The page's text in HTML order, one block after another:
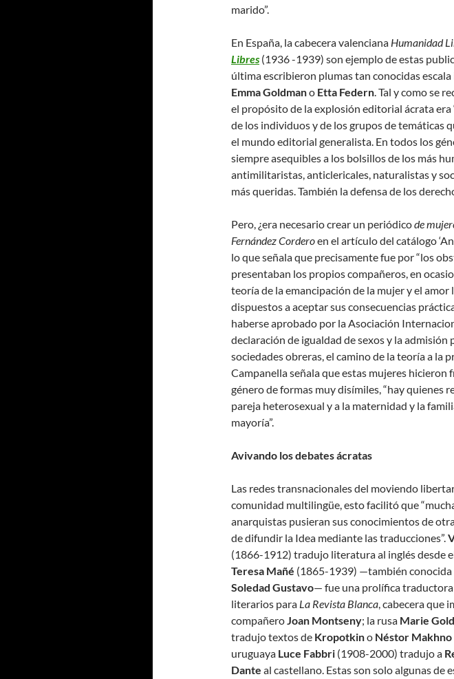
marido”.
En España, la cabecera valenciana Humanidad
Libres (1936 -1939) son ejemplo de estas
última escribieron plumas tan conocidas
Emma Goldmano Etta Federn. Tal y como se
el propósito de la explosión editorial ácrata era
de los individuos y de los grupos de temáticas
el mundo editorial generalista. En todos los
siempre asequibles a los bolsillos de los más
antimilitaristas, anticlericales, naturalistas y
más queridas. También la defensa de los
Pero, ¿era necesario crear un periódicode
Fernández Corderoen el artículo del catálogo
lo que señala que precisamente fue por “los
presentaban los propios compañeros, en
teoría de la emancipación de la mujer y el amor
dispuestos a aceptar sus consecuencias
haberse aprobado por la Asociación
declaración de igualdad de sexos y la admisión
sociedades obreras, el camino de la teoría a la
Campanella señala que estas mujeres hicieron
género de formas muy disímiles, “hay quienes
pareja heterosexual y a la maternidad y la
mayoría”.
Avivando los debates ácratas
Las redes transnacionales del moviendo
comunidad multilingüe, esto facilitó que
anarquistas pusieran sus conocimientos de
de difundir la Idea mediante las traducciones”.
(1866-1912) tradujo literatura al inglés desde
Teresa Mañé (1865-1939) —también conocida
Soledad Gustavo— fue una prolífica
literarios para La Revista Blanca, cabecera que
compañeroJoan Montseny; la rusa Marie
tradujo textos de Kropotkino Néstor Makhno
uruguaya Luce Fabbri (1908-2000) tradujo a
Dante al castellano. Estas son solo algunas de